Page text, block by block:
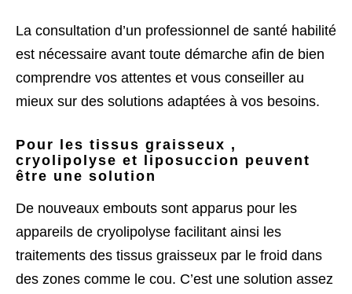
La consultation d’un professionnel de santé habilité
est nécessaire avant toute démarche afin de bien
comprendre vos attentes et vous conseiller au
mieux sur des solutions adaptées à vos besoins.
Pour les tissus graisseux ,
cryolipolyse et liposuccion peuvent
être une solution
De nouveaux embouts sont apparus pour les
appareils de cryolipolyse facilitant ainsi les
traitements des tissus graisseux par le froid dans
des zones comme le cou. C’est une solution assez